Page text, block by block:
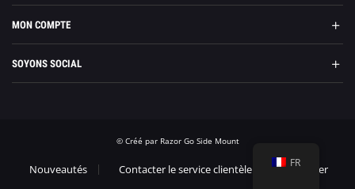
MON COMPTE
SOYONS SOCIAL
© Créé par Razor Go Side Mount
Nouveautés Contacter le service clientèle Imprimer
FR